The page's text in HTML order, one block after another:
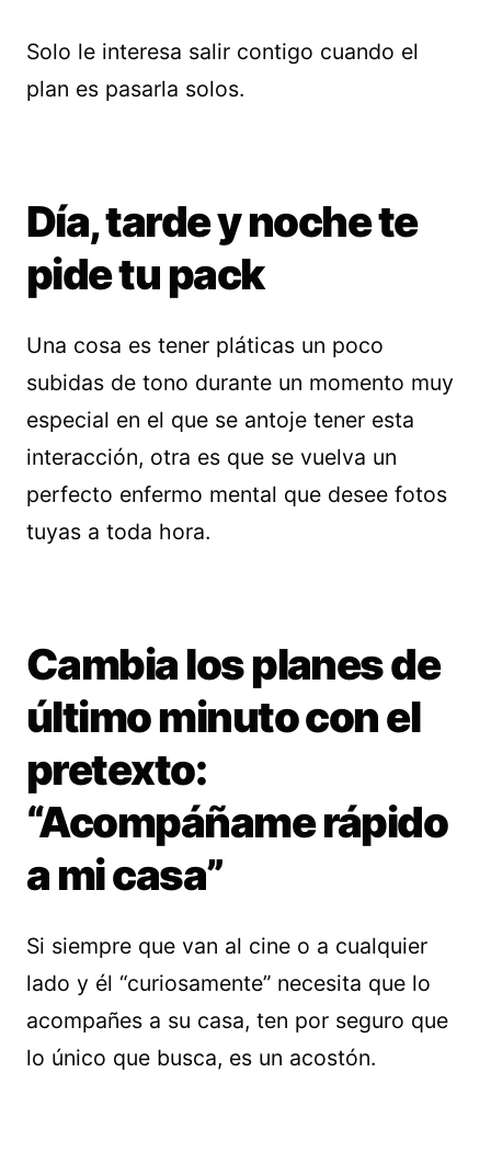
Solo le interesa salir contigo cuando el
plan es pasarla solos.
Día, tarde y noche te
pide tu pack
Una cosa es tener pláticas un poco
subidas de tono durante un momento muy
especial en el que se antoje tener esta
interacción, otra es que se vuelva un
perfecto enfermo mental que desee fotos
tuyas a toda hora.
Cambia los planes de
último minuto con el
pretexto:
“Acompáñame rápido
a mi casa”
Si siempre que van al cine o a cualquier
lado y él “curiosamente” necesita que lo
acompañes a su casa, ten por seguro que
lo único que busca, es un acostón.